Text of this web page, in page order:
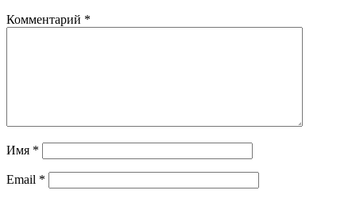
Комментарий *
Имя *
Email *